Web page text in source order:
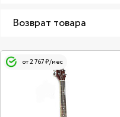
Возврат товара
от 2 767 ₽/мес